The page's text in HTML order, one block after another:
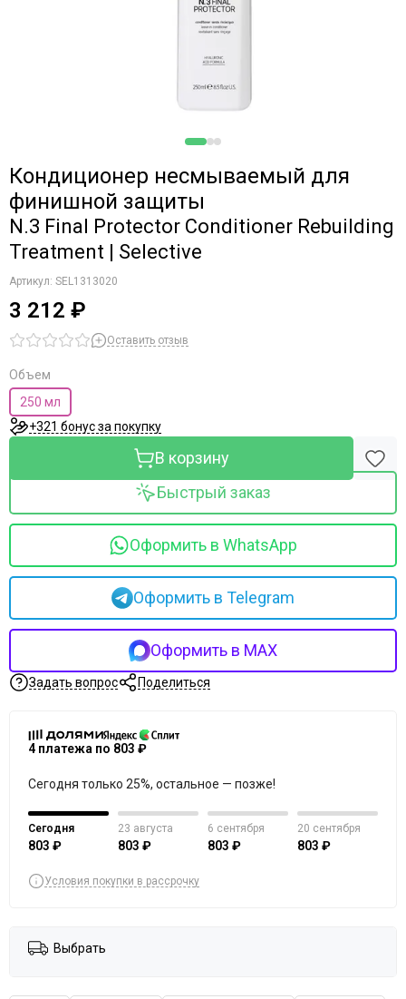
Glow Liquid Color Полуперманентная краска для окрашивания
Oligomineral Cream Перманентная олигоминеральная краска
Кондиционер несмываемый для
финишной защиты
N.3 Final Protector Conditioner Rebuilding
Treatment | Selective
Артикул: SEL1313020
3 212 ₽
Оставить отзыв
Объем
250 мл
+321 бонус за покупку
В корзину
Оформить в WhatsApp
Оформить в Telegram
Оформить в MAX
Быстрый заказ
Задать вопрос Поделиться
4 платежа по 803 ₽
Сегодня только 25%, остальное — позже!
Сегодня
803 ₽
23 августа
803 ₽
6 сентября
803 ₽
20 сентября
803 ₽
Условия покупки в рассрочку
Выбрать